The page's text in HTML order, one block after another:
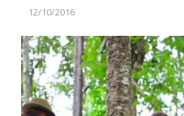
12/10/2016